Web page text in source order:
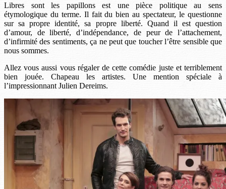
Libres sont les papillons est une pièce politique au sens
étymologique du terme. Il fait du bien au spectateur, le questionne
sur sa propre identité, sa propre liberté. Quand il est question
d’amour, de liberté, d’indépendance, de peur de l’attachement,
d’infirmité des sentiments, ça ne peut que toucher l’être sensible que
nous sommes.
Allez vous aussi vous régaler de cette comédie juste et terriblement
bien jouée. Chapeau les artistes. Une mention spéciale à
l’impressionnant Julien Dereims.